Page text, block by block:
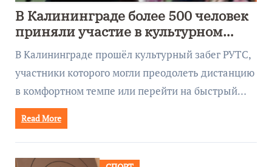
В Калининграде более 500 человек
приняли участие в культурном
забеге
В Калининграде прошёл культурный забег РУТС,
участники которого могли преодолеть дистанцию
в комфортном темпе или перейти на быстрый…
Read More